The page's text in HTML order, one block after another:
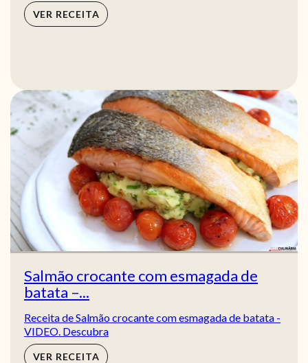
VER RECEITA
Salmão crocante com esmagada de
batata –...
Receita de Salmão crocante com esmagada de batata -
VIDEO. Descubra
VER RECEITA